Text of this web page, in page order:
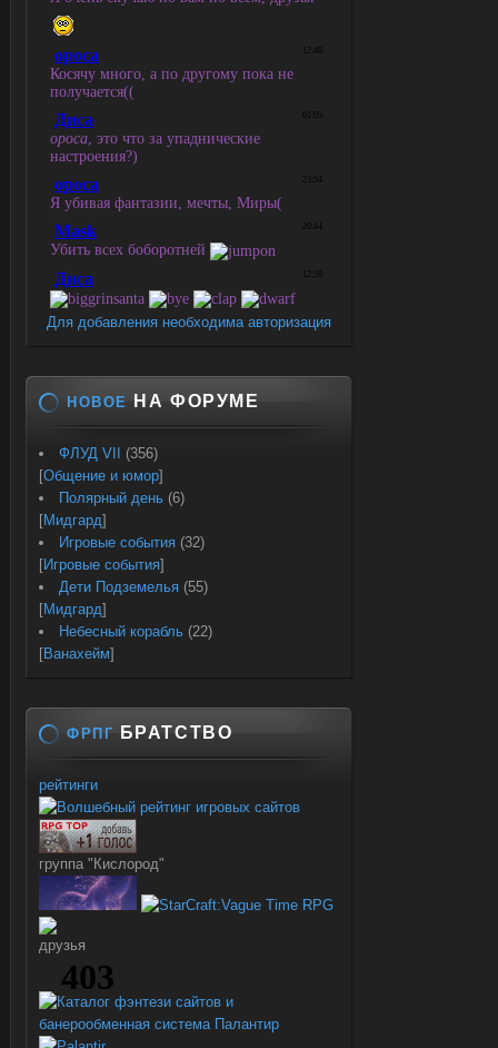
Для добавления необходима авторизация
НОВОЕ НА ФОРУМЕ
ФЛУД VII
(356)
[Общение и юмор]
Полярный день (6)
[Мидгард]
Игровые события (32)
[Игровые события]
Дети Подземелья (55)
[Мидгард]
Небесный корабль (22)
[Ванахейм]
ФРПГ БРАТСТВО
рейтинги
группа "Кислород"
друзья